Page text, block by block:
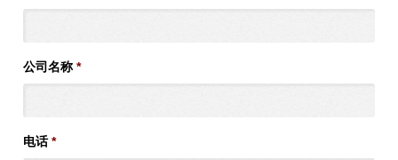
公司名称 *
电话 *